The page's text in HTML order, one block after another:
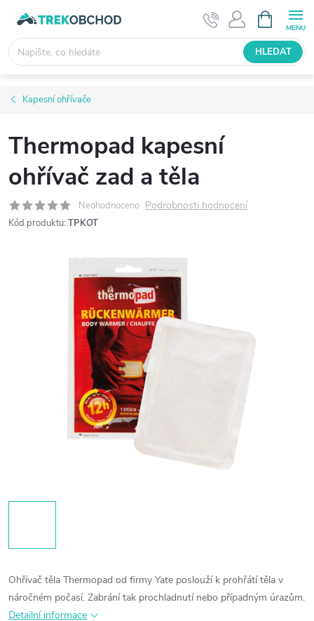
obsah
NÁKUPNÍ
KOŠÍK
HLEDAT
Kapesní ohřívače
Thermopad kapesní
ohřívač zad a těla
Neohodnoceno Podrobnosti hodnocení
Kód produktu: TPKOT
Ohřívač těla Thermopad od firmy Yate poslouží k prohřátí těla v
náročném počasí. Zabrání tak prochladnutí nebo případným úrazům.
Detailní informace